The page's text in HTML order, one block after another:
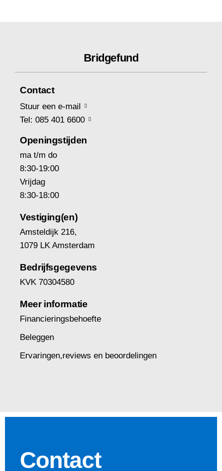
Bridgefund
Contact
Stuur een e-mail
Tel: 085 401 6600
Openingstijden
ma t/m do
8:30-19:00
Vrijdag
8:30-18:00
Vestiging(en)
Amsteldijk 216,
1079 LK Amsterdam
Bedrijfsgegevens
KVK 70304580
Meer informatie
Financieringsbehoefte
Beleggen
Ervaringen,reviews en beoordelingen
Contact